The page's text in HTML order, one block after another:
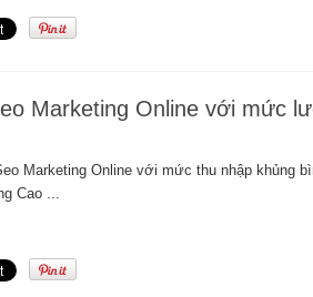
Marketing Online với mức
Marketing Online với mức thu nhập khủng
Cao ...